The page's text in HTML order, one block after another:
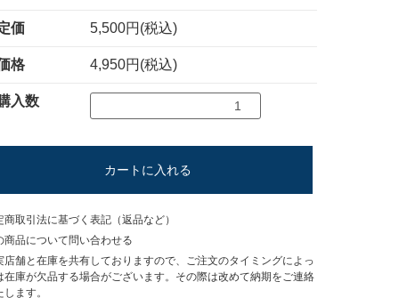
価 5,500円(税込)
格 4,950円(税込)
入数
カートに入れる
商取引法に基づく表記（返品など）
商品について問い合わせる
舗と在庫を共有しておりますので、ご注文のタイミングによっ
在庫が欠品する場合がございます。その際は改めて納期をご連絡
します。